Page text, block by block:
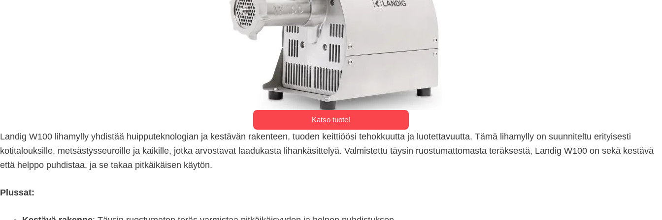
Katso tuote!
Landig W100 lihamylly yhdistää huipputeknologian ja kestävän rakenteen, tuoden keittiöösi tehokkuutta ja luotettavuutta. Tämä lihamylly on suunniteltu erityisesti
kotitalouksille, metsästysseuroille ja kaikille, jotka arvostavat laadukasta lihankäsittelyä. Valmistettu täysin ruostumattomasta teräksestä, Landig W100 on sekä kestävä
että helppo puhdistaa, ja se takaa pitkäikäisen käytön.
Plussat: